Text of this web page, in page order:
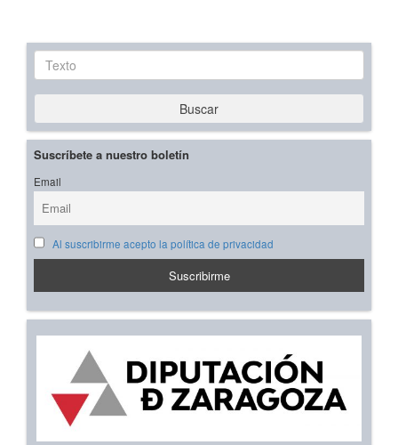
Texto
Buscar
Suscríbete a nuestro boletín
Email
Al suscribirme acepto la política de privacidad